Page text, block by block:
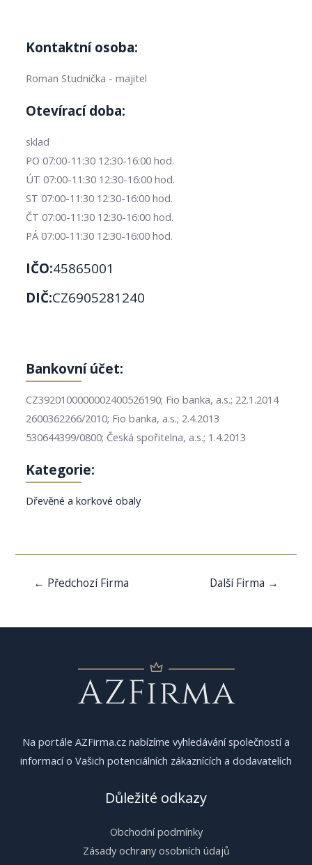
Kontaktní osoba:
Roman Studnička - majitel
Otevírací doba:
sklad
PO 07:00-11:30 12:30-16:00 hod.
ÚT 07:00-11:30 12:30-16:00 hod.
ST 07:00-11:30 12:30-16:00 hod.
ČT 07:00-11:30 12:30-16:00 hod.
PÁ 07:00-11:30 12:30-16:00 hod.
IČO:45865001
DIČ:CZ6905281240
Bankovní účet:
CZ3920100000002400526190; Fio banka, a.s.; 22.1.2014
2600362266/2010; Fio banka, a.s.; 2.4.2013
530644399/0800; Česká spořitelna, a.s.; 1.4.2013
Kategorie:
Dřevěné a korkové obaly
Navigace
← Předchozí Firma Další Firma →
Na portále AZFirma.cz nabízíme vyhledávání společností a
informací o Vašich potenciálních zákaznících a dodavatelích
Důležité odkazy
Obchodní podmínky
Zásady ochrany osobních údajů